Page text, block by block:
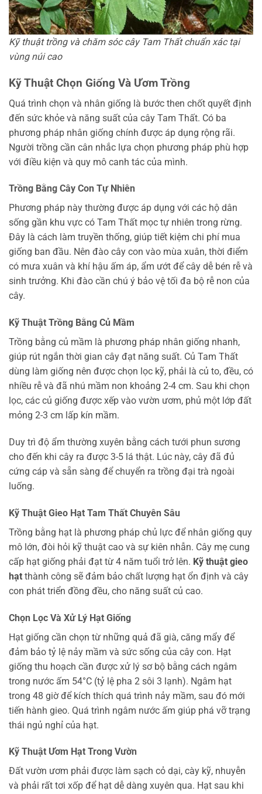
Kỹ thuật trồng và chăm sóc cây Tam Thất chuẩn xác tại
vùng núi cao
Kỹ Thuật Chọn Giống Và Ươm Trồng
Quá trình chọn và nhân giống là bước then chốt quyết định
đến sức khỏe và năng suất của cây Tam Thất. Có ba
phương pháp nhân giống chính được áp dụng rộng rãi.
Người trồng cần cân nhắc lựa chọn phương pháp phù hợp
với điều kiện và quy mô canh tác của mình.
Trồng Bằng Cây Con Tự Nhiên
Phương pháp này thường được áp dụng với các hộ dân
sống gần khu vực có Tam Thất mọc tự nhiên trong rừng.
Đây là cách làm truyền thống, giúp tiết kiệm chi phí mua
giống ban đầu. Nên đào cây con vào mùa xuân, thời điểm
có mưa xuân và khí hậu ấm áp, ẩm ướt để cây dễ bén rễ và
sinh trưởng. Khi đào cần chú ý bảo vệ tối đa bộ rễ non của
cây.
Kỹ Thuật Trồng Bằng Củ Mầm
Trồng bằng củ mầm là phương pháp nhân giống nhanh,
giúp rút ngắn thời gian cây đạt năng suất. Củ Tam Thất
dùng làm giống nên được chọn lọc kỹ, phải là củ to, đều, có
nhiều rễ và đã nhú mầm non khoảng 2-4 cm. Sau khi chọn
lọc, các củ giống được xếp vào vườn ươm, phủ một lớp đất
mỏng 2-3 cm lấp kín mầm.
Duy trì độ ẩm thường xuyên bằng cách tưới phun sương
cho đến khi cây ra được 3-5 lá thật. Lúc này, cây đã đủ
cứng cáp và sẵn sàng để chuyển ra trồng đại trà ngoài
luống.
Kỹ Thuật Gieo Hạt Tam Thất Chuyên Sâu
Trồng bằng hạt là phương pháp chủ lực để nhân giống quy
mô lớn, đòi hỏi kỹ thuật cao và sự kiên nhẫn. Cây mẹ cung
cấp hạt giống phải đạt từ 4 năm tuổi trở lên. Kỹ thuật gieo
hạt thành công sẽ đảm bảo chất lượng hạt ổn định và cây
con phát triển đồng đều, cho năng suất củ cao.
Chọn Lọc Và Xử Lý Hạt Giống
Hạt giống cần chọn từ những quả đã già, căng mẩy để
đảm bảo tỷ lệ nảy mầm và sức sống của cây con. Hạt
giống thu hoạch cần được xử lý sơ bộ bằng cách ngâm
trong nước ấm 54°C (tỷ lệ pha 2 sôi 3 lạnh). Ngâm hạt
trong 48 giờ để kích thích quá trình nảy mầm, sau đó mới
tiến hành gieo. Quá trình ngâm nước ấm giúp phá vỡ trạng
thái ngủ nghỉ của hạt.
Kỹ Thuật Ươm Hạt Trong Vườn
Đất vườn ươm phải được làm sạch cỏ dại, cày kỹ, nhuyễn
và phải rất tơi xốp để hạt dễ dàng xuyên qua. Hạt sau khi